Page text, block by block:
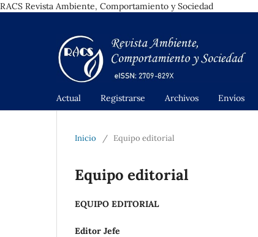
RACS Revista Ambiente, Comportamiento y Sociedad
Actual Registrarse Archivos Envíos
Inicio / Equipo editorial
Equipo editorial
EQUIPO EDITORIAL
Editor Jefe